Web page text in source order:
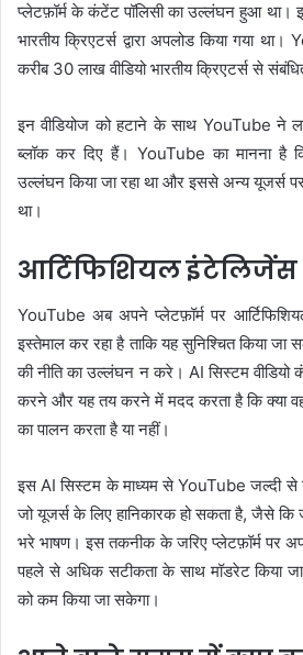
प्लेटफ़ॉर्म के कंटेंट पॉलिसी का उल्लंघन हुआ था।
भारतीय क्रिएटर्स द्वारा अपलोड किया गया
करीब 30 लाख वीडियो भारतीय क्रिएटर्स से
इन वीडियोज को हटाने के साथ YouTube ने
ब्लॉक कर दिए हैं। YouTube का मानना है
उल्लंघन किया जा रहा था और इससे अन्य यूजर्स
था।
आर्टिफिशियल इंटेलिजेंस
YouTube अब अपने प्लेटफ़ॉर्म पर
इस्तेमाल कर रहा है ताकि यह सुनिश्चित किया जा
की नीति का उल्लंघन न करे। AI सिस्टम वीडियो
करने और यह तय करने में मदद करता है कि क्या
का पालन करता है या नहीं।
इस AI सिस्टम के माध्यम से YouTube जल्दी
जो यूजर्स के लिए हानिकारक हो सकता है, जैसे
भरे भाषण। इस तकनीक के जरिए प्लेटफ़ॉर्म पर
पहले से अधिक सटीकता के साथ मॉडरेट किया
को कम किया जा सकेगा।